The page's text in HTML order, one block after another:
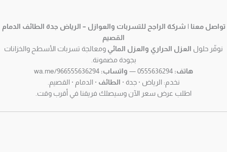
تواصل معنا | شركة الراجح للتسربات والعوازل – الرياض جدة الطائف الدمام
القصيم
نوفّر حلول العزل الحراري والعزل المائي ومعالجة تسربات الأسطح والخزانات
بجودة مضمونة.
هاتف:
واتساب:
نخدم: الرياض · جدة · الطائف · الدمام · القصيم.
اطلب عرض سعر الآن وسيصلك فريقنا في أقرب وقت.